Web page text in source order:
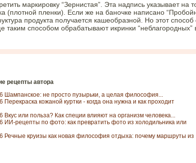
маркировку “Зернистая”. Эта надпись указывает на
(плотной пленки). Если же на баночке написано
продукта получается кашеобразной. Но этот способ
таким способом обрабатывают икринки “неблагородных”
рецепты автора
Шампанское: не просто пузырьки, а целая философия...
Перекраска кожаной куртки - когда она нужна и как проходит
Вкус или польза? Как специи влияют на организм человека...
ИИ-рецепты по фото: как превратить фото из холодильника или
Речные круизы как новая философия отдыха: почему маршруты из